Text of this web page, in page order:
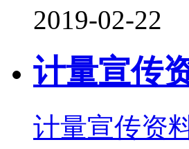
2019-02-22
计量宣传
计量宣传资